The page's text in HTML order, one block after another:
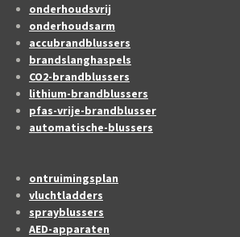
onderhoudsvrij
onderhoudsarm
accubrandblussers
brandslanghaspels
CO2-brandblussers
lithium-brandblussers
pfas-vrije-brandblusser
automatische-blussers
ontruimingsplan
vluchtladders
sprayblussers
AED-apparaten